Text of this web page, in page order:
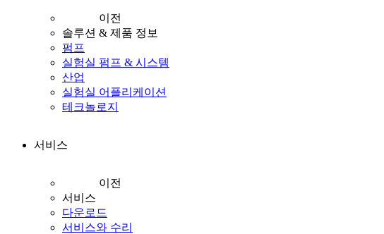
이전
솔루션 & 제품 정보
펌프
실험실 펌프 & 시스템
산업
실험실 어플리케이션
테크놀로지
서비스
이전
서비스
다운로드
서비스와 수리